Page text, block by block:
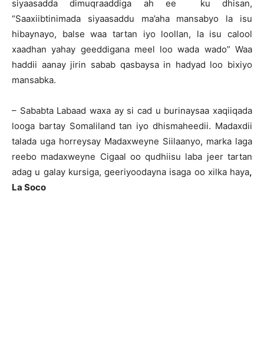
siyaasadda dimuqraaddiga ah ee ku dhisan,
“Saaxiibtinimada siyaasaddu ma’aha mansabyo la isu
hibaynayo, balse waa tartan iyo loollan, la isu calool
xaadhan yahay geeddigana meel loo wada wado” Waa
haddii aanay jirin sabab qasbaysa in hadyad loo bixiyo
mansabka.
– Sababta Labaad waxa ay si cad u burinaysaa xaqiiqada
looga bartay Somaliland tan iyo dhismaheedii. Madaxdii
talada uga horreysay Madaxweyne Siilaanyo, marka laga
reebo madaxweyne Cigaal oo qudhiisu laba jeer tartan
adag u galay kursiga, geeriyoodayna isaga oo xilka haya,
La Soco